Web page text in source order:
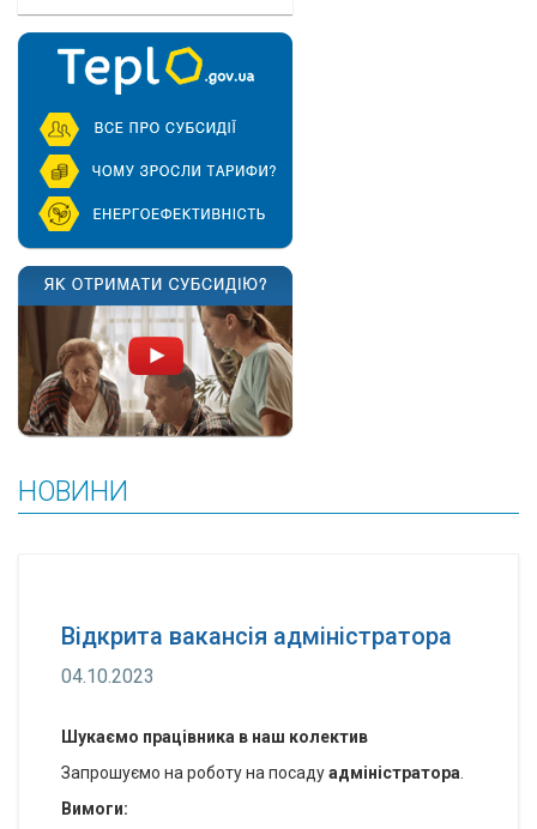
НОВИНИ
Відкрита вакансія адміністратора
04.10.2023
Шукаємо працівника в наш колектив
Запрошуємо на роботу на посадуадміністратора
Вимоги: